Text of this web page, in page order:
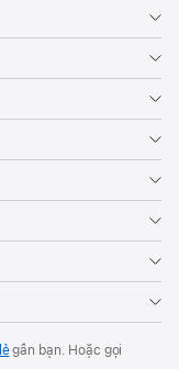
gần bạn. Hoặc gọi